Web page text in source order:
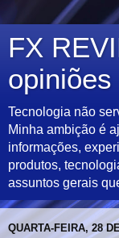
FX
Tecnologia não
Minha ambição é
informações,
produtos,
assuntos gerais
QUARTA-FEIRA, 28